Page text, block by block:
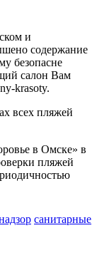
и
содержание
безопасне
салон Вам
krasoty.
всех пляжей
в Омске» в
пляжей
санитарные